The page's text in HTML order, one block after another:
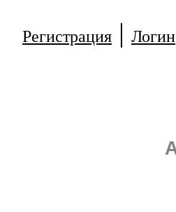
Регистрация | Логин